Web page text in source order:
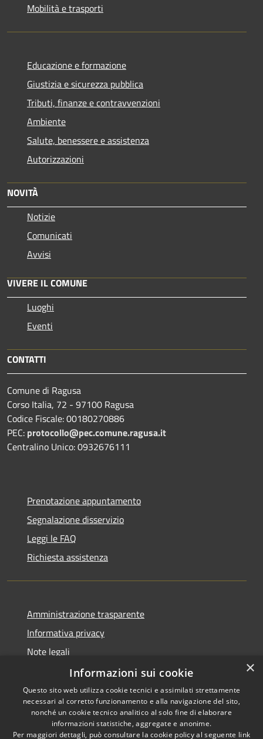
Mobilità e trasporti
Educazione e formazione
Giustizia e sicurezza pubblica
Tributi, finanze e contravvenzioni
Ambiente
Salute, benessere e assistenza
Autorizzazioni
NOVITÀ
Notizie
Comunicati
Avvisi
VIVERE IL COMUNE
Luoghi
Eventi
CONTATTI
Comune di Ragusa
Corso Italia, 72 - 97100 Ragusa
Codice Fiscale: 00180270886
PEC: protocollo@pec.comune.ragusa.it
Centralino Unico: 0932676111
Prenotazione appuntamento
Segnalazione disservizio
Leggi le FAQ
Richiesta assistenza
Amministrazione trasparente
Informativa privacy
Note legali
Dichiarazione di accessibilità
RSS
Copyright © 2026 • Town of
×
Informazioni sui cookie
Questo sito web utilizza cookie tecnici e assimilati strettamente
necessari al corretto funzionamento e alla navigazione del sito,
nonché un cookie tecnico analitico al solo fine di elaborare
informazioni statistiche, aggregate e anonime.
Per maggiori dettagli, può consultare la cookie policy al seguente link